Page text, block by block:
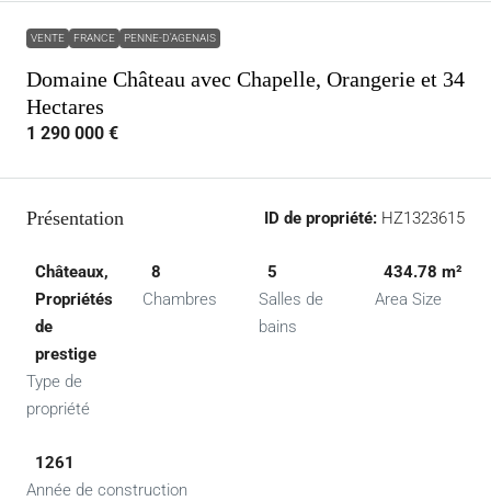
VENTE FRANCE PENNE-D'AGENAIS
Domaine Château avec Chapelle, Orangerie et 34
Hectares
1 290 000 €
Présentation ID de propriété: HZ1323615
Châteaux,
Propriétés
de
prestige
Type de
propriété
8
Chambres
5
Salles de
bains
434.78 m²
Area Size
1261
Année de construction